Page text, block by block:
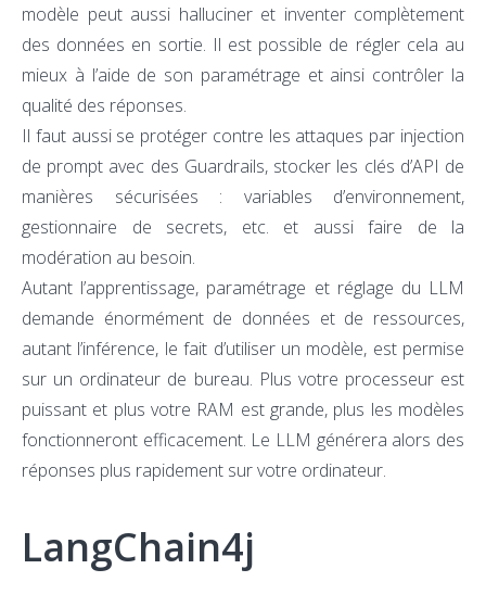
modèle peut aussi halluciner et inventer complètement
des données en sortie. Il est possible de régler cela au
mieux à l’aide de son paramétrage et ainsi contrôler la
qualité des réponses.
Il faut aussi se protéger contre les attaques par injection
de prompt avec des Guardrails, stocker les clés d’API de
manières sécurisées : variables d’environnement,
gestionnaire de secrets, etc. et aussi faire de la
modération au besoin.
Autant l’apprentissage, paramétrage et réglage du LLM
demande énormément de données et de ressources,
autant l’inférence, le fait d’utiliser un modèle, est permise
sur un ordinateur de bureau. Plus votre processeur est
puissant et plus votre RAM est grande, plus les modèles
fonctionneront efficacement. Le LLM générera alors des
réponses plus rapidement sur votre ordinateur.
LangChain4j